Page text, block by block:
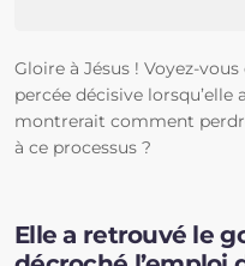
Gloire à Jésus ! Voyez-
percée décisive lorsqu’elle
montrerait comment
à ce processus ?
Elle a retrouvé le